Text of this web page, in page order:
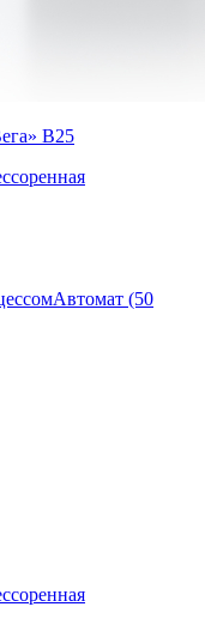
В25
Автомат (50